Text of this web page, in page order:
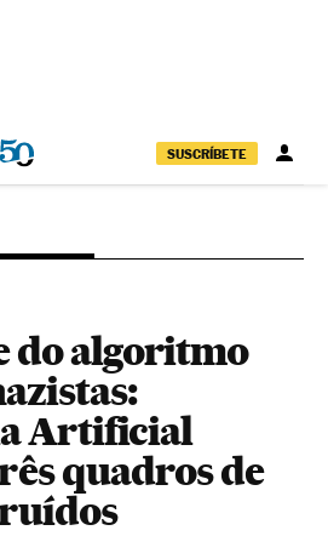
SUSCRÍBETE
do algoritmo
Artificial
quadros de